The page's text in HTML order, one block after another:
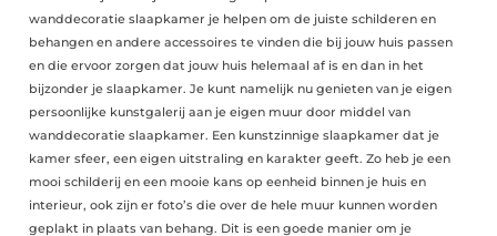
wanddecoratie slaapkamer je helpen om de juiste schilderen en
behangen en andere accessoires te vinden die bij jouw huis passen
en die ervoor zorgen dat jouw huis helemaal af is en dan in het
bijzonder je slaapkamer. Je kunt namelijk nu genieten van je eigen
persoonlijke kunstgalerij aan je eigen muur door middel van
wanddecoratie slaapkamer. Een kunstzinnige slaapkamer dat je
kamer sfeer, een eigen uitstraling en karakter geeft. Zo heb je een
mooi schilderij en een mooie kans op eenheid binnen je huis en
interieur, ook zijn er foto’s die over de hele muur kunnen worden
geplakt in plaats van behang. Dit is een goede manier om je